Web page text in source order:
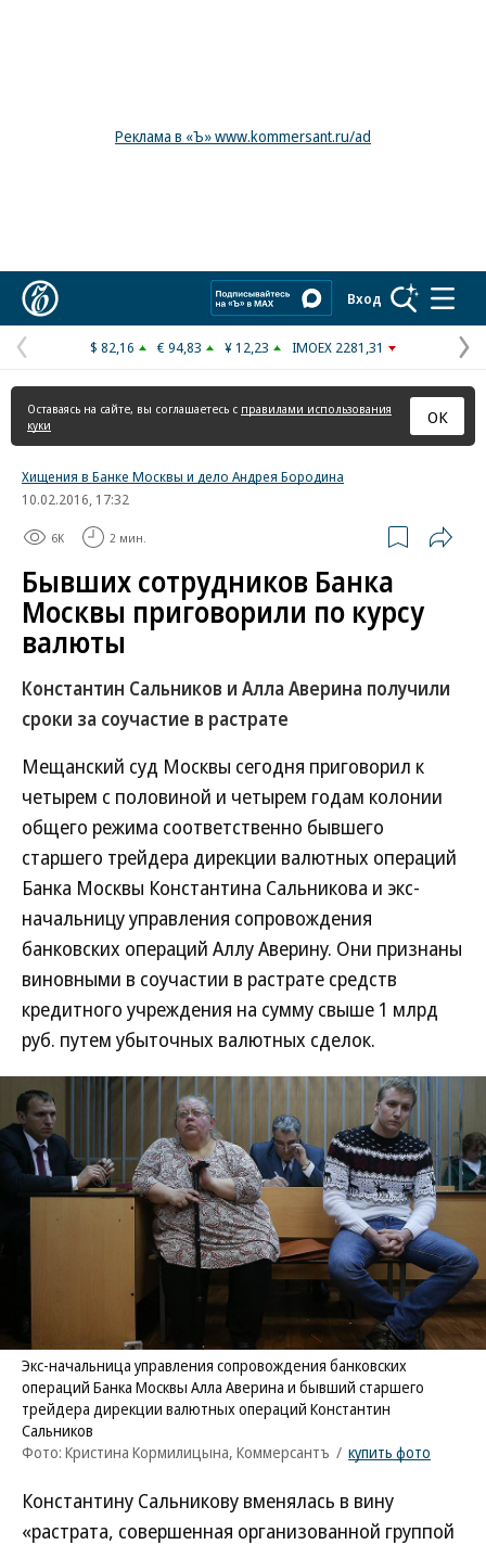
Реклама в «Ъ» www.kommersant.ru/ad
Вход
Предыдущая
страница
$ 82,16 € 94,83 ¥ 12,23 IMOEX 2281,31
Оставаясь на сайте, вы соглашаетесь с правилами использования
куки
ОК
Хищения в Банке Москвы и дело Андрея Бородина
10.02.2016, 17:32
6K 2 мин.
Бывших сотрудников Банка
Москвы приговорили по курсу
валюты
Константин Сальников и Алла Аверина получили
сроки за соучастие в растрате
Мещанский суд Москвы сегодня приговорил к
четырем с половиной и четырем годам колонии
общего режима соответственно бывшего
старшего трейдера дирекции валютных операций
Банка Москвы Константина Сальникова и экс-
начальницу управления сопровождения
банковских операций Аллу Аверину. Они признаны
виновными в соучастии в растрате средств
кредитного учреждения на сумму свыше 1 млрд
руб. путем убыточных валютных сделок.
Экс-начальница управления сопровождения банковских
операций Банка Москвы Алла Аверина и бывший старшего
трейдера дирекции валютных операций Константин
Сальников
Фото: Кристина Кормилицына, Коммерсантъ / купить фото
Константину Сальникову вменялась в вину
«растрата, совершенная организованной группой